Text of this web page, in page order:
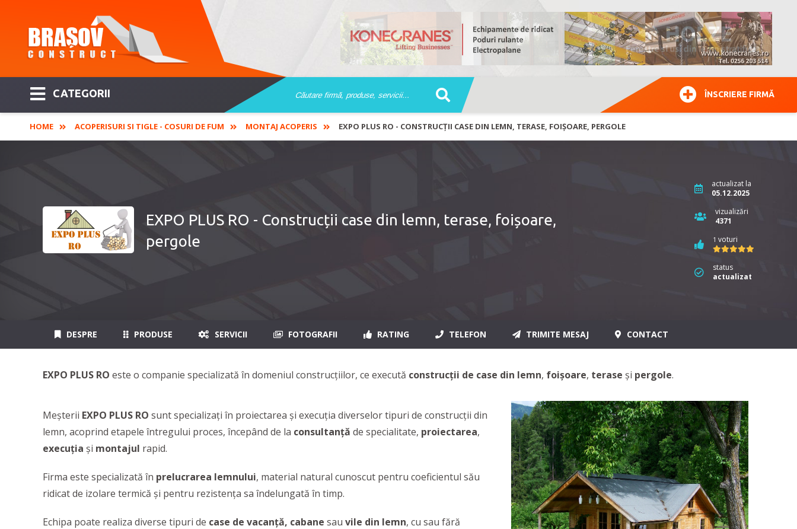
CATEGORII ÎNSCRIERE FIRMĂ
HOME ACOPERISURI SI TIGLE - COSURI DE FUM MONTAJ ACOPERIS EXPO PLUS RO - CONSTRUCȚII CASE DIN LEMN, TERASE, FOIȘOARE, PERGOLE
EXPO PLUS RO - Construcții case din lemn, terase, foișoare,
pergole
actualizat la
05.12.2025
vizualizări
4371
1 voturi
status
actualizat
DESPRE PRODUSE SERVICII FOTOGRAFII RATING TELEFON TRIMITE MESAJ CONTACT
EXPO PLUS RO este o companie specializată în domeniul construcţiilor, ce execută construcții de case din lemn, foișoare, terase și pergole.
Meșterii EXPO PLUS RO sunt specializați în proiectarea și execuția diverselor tipuri de construcții din
lemn, acoprind etapele întregului proces, începând de la consultanță de specialitate, proiectarea,
execuția și montajul rapid.
Firma este specializată în prelucrarea lemnului, material natural cunoscut pentru coeficientul său
ridicat de izolare termică și pentru rezistența sa îndelungată în timp.
Echipa poate realiza diverse tipuri de case de vacanță, cabane sau vile din lemn, cu sau fără